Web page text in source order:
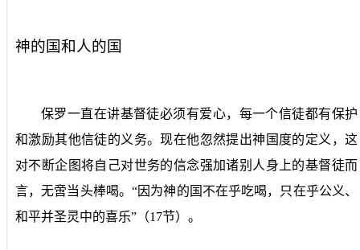
神的国和人的国
保罗一直在讲基督徒必须有爱心，每一个信徒都有保护
和激励其他信徒的义务。现在他忽然提出神国度的定义，这
对不断企图将自己对世务的信念强加诸别人身上的基督徒而
言，无啻当头棒喝。“因为神的国不在乎吃喝，只在乎公义、
和平并圣灵中的喜乐”（17节）。